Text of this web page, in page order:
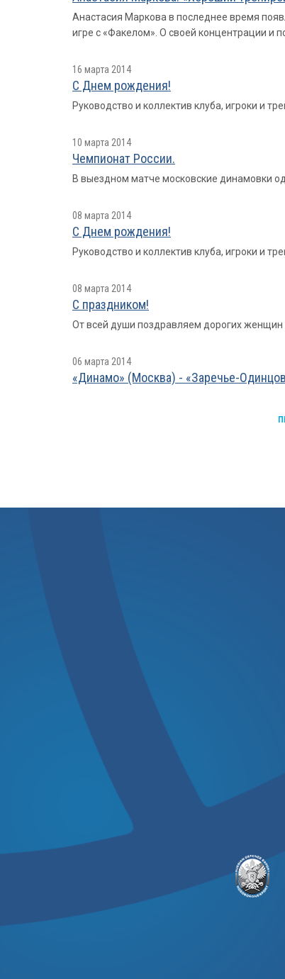
Анастасия Маркова в последнее время
игре с «Факелом». О своей концентрации и
16 марта 2014
С Днем рождения!
Руководство и коллектив клуба, игроки и
10 марта 2014
Чемпионат России.
В выездном матче московские динамовки
08 марта 2014
С Днем рождения!
Руководство и коллектив клуба, игроки и
08 марта 2014
С праздником!
От всей души поздравляем дорогих женщин
06 марта 2014
«Динамо» (Москва) - «Заречье-